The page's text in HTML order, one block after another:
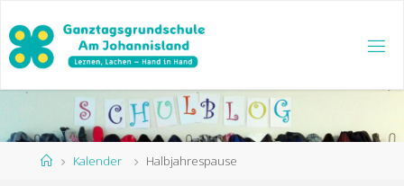
Inhalt
springen
StartKalender Halbjahrespause